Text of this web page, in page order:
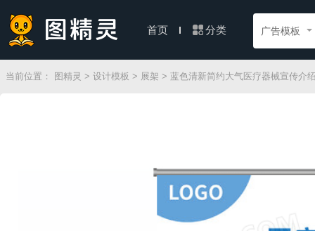
首页 分类 广告模板
当前位置： 图精灵 > 设计模板 > 展架 > 蓝色清新简约大气医疗器械宣传介